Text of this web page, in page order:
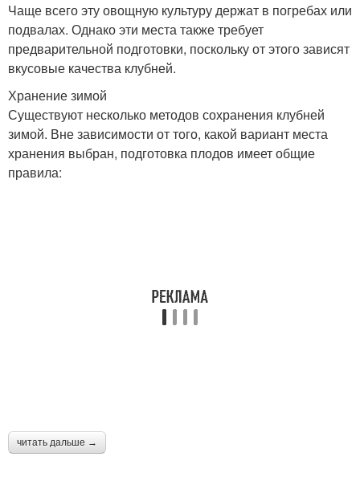
Чаще всего эту овощную культуру держат в погребах или
подвалах. Однако эти места также требует
предварительной подготовки, поскольку от этого зависят
вкусовые качества клубней.
Хранение зимой
Существуют несколько методов сохранения клубней
зимой. Вне зависимости от того, какой вариант места
хранения выбран, подготовка плодов имеет общие
правила:
читать дальше →